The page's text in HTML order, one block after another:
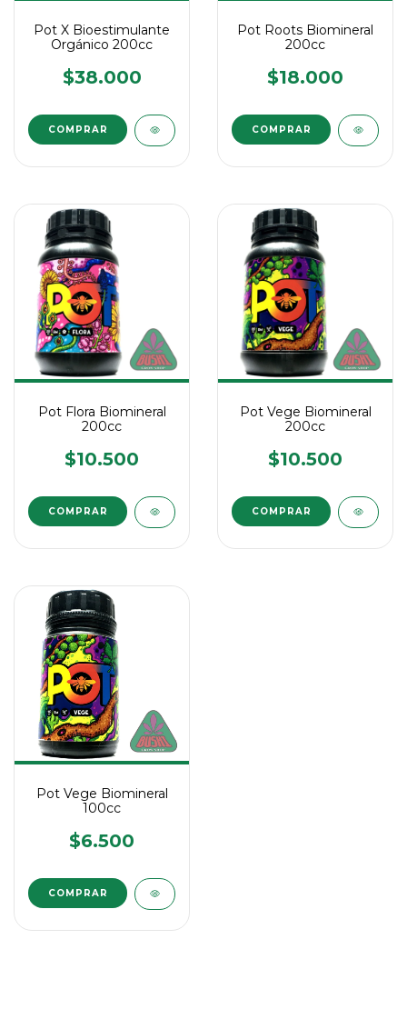
Pot X Bioestimulante
Orgánico 200cc
$38.000
Pot Roots Biomineral
200cc
$18.000
Pot Flora Biomineral
200cc
$10.500
Pot Vege Biomineral
200cc
$10.500
Pot Vege Biomineral
100cc
$6.500